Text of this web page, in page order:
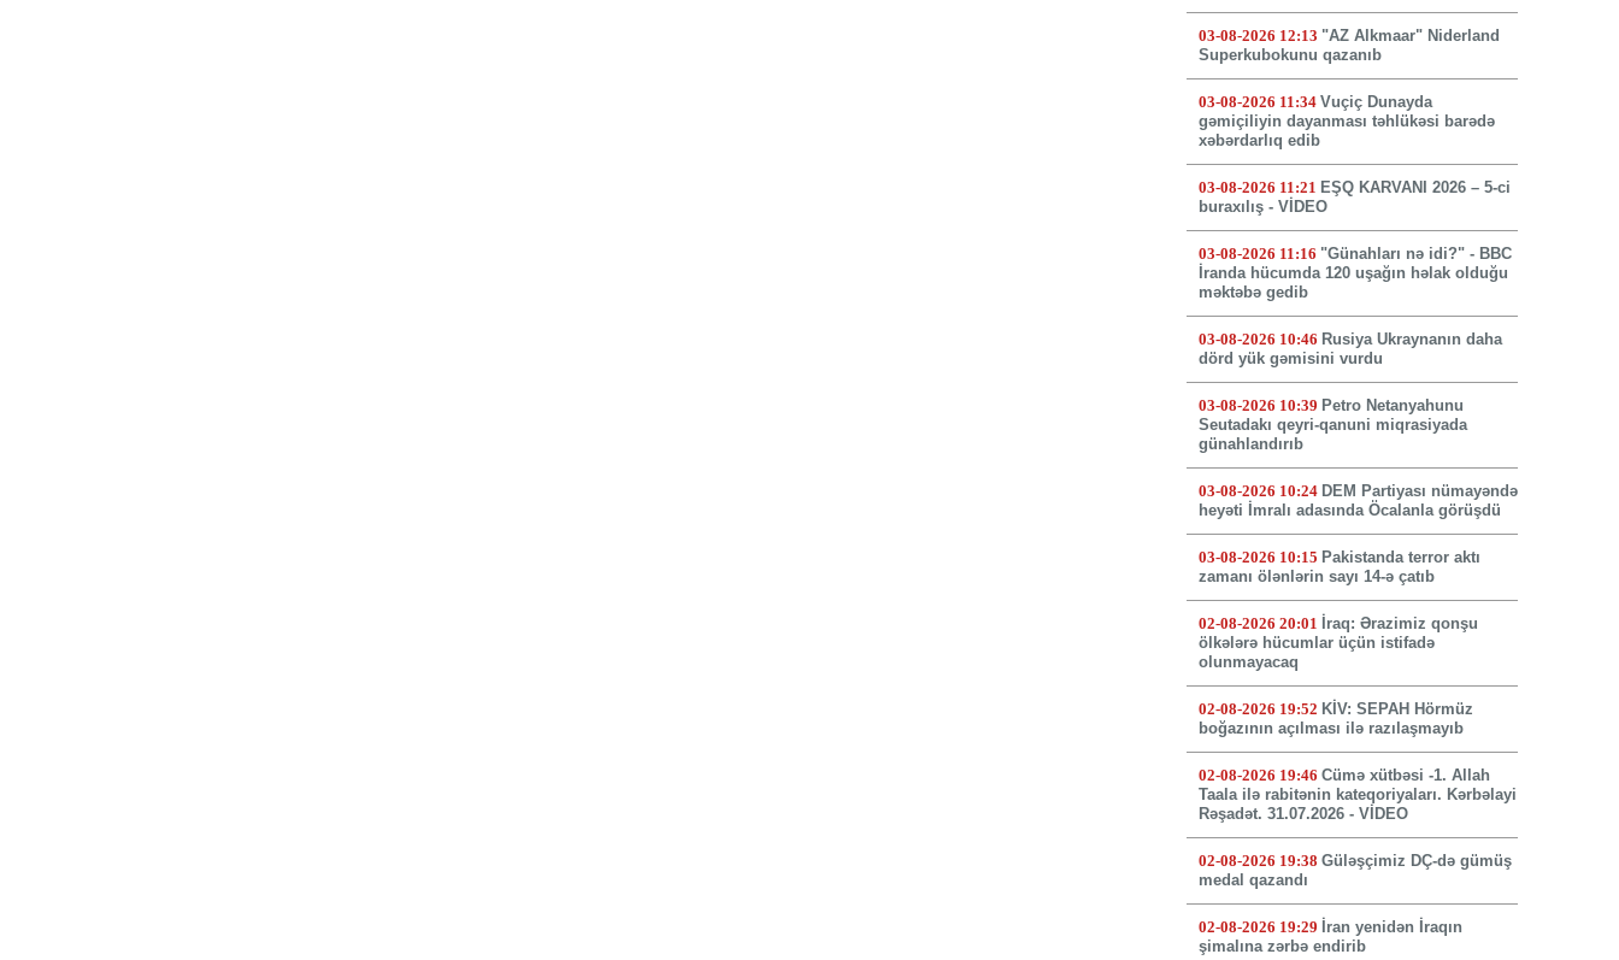
03-08-2026 12:13 "AZ Alkmaar" Niderland
Superkubokunu qazanıb
03-08-2026 11:34 Vuçiç Dunayda
gəmiçiliyin dayanması təhlükəsi barədə
xəbərdarlıq edib
03-08-2026 11:21 EŞQ KARVANI 2026 – 5-ci
buraxılış - VİDEO
03-08-2026 11:16 "Günahları nə idi?" - BBC
İranda hücumda 120 uşağın həlak olduğu
məktəbə gedib
03-08-2026 10:46 Rusiya Ukraynanın daha
dörd yük gəmisini vurdu
03-08-2026 10:39 Petro Netanyahunu
Seutadakı qeyri-qanuni miqrasiyada
günahlandırıb
03-08-2026 10:24 DEM Partiyası nümayəndə
heyəti İmralı adasında Öcalanla görüşdü
03-08-2026 10:15 Pakistanda terror aktı
zamanı ölənlərin sayı 14-ə çatıb
02-08-2026 20:01 İraq: Ərazimiz qonşu
ölkələrə hücumlar üçün istifadə
olunmayacaq
02-08-2026 19:52 KİV: SEPAH Hörmüz
boğazının açılması ilə razılaşmayıb
02-08-2026 19:46 Cümə xütbəsi -1. Allah
Taala ilə rabitənin kateqoriyaları. Kərbəlayi
Rəşadət. 31.07.2026 - VİDEO
02-08-2026 19:38 Güləşçimiz DÇ-də gümüş
medal qazandı
02-08-2026 19:29 İran yenidən İraqın
şimalına zərbə endirib